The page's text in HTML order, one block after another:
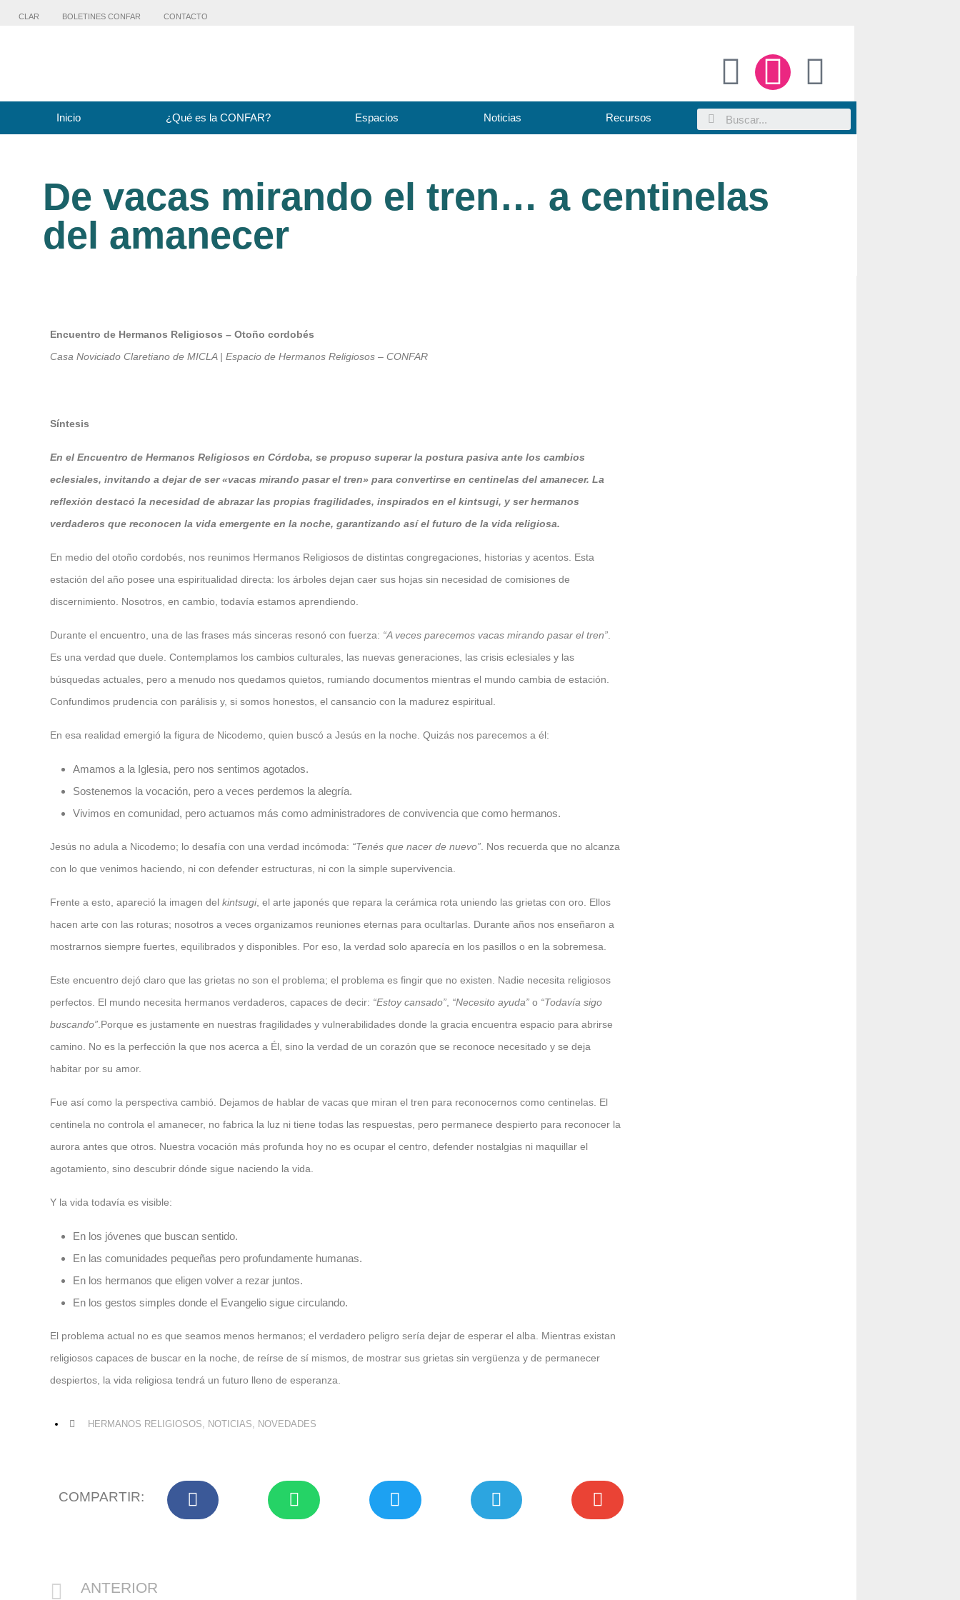
CLAR BOLETINES CONFAR CONTACTO
Inicio ¿Qué es la CONFAR? Espacios Noticias Recursos
De vacas mirando el tren… a centinelas
del amanecer
Encuentro de Hermanos Religiosos – Otoño cordobés
Casa Noviciado Claretiano de MICLA | Espacio de Hermanos Religiosos – CONFAR
Síntesis
En el Encuentro de Hermanos Religiosos en Córdoba, se propuso superar la postura pasiva ante los cambios
eclesiales, invitando a dejar de ser «vacas mirando pasar el tren» para convertirse en centinelas del amanecer. La
reflexión destacó la necesidad de abrazar las propias fragilidades, inspirados en el kintsugi, y ser hermanos
verdaderos que reconocen la vida emergente en la noche, garantizando así el futuro de la vida religiosa.
En medio del otoño cordobés, nos reunimos Hermanos Religiosos de distintas congregaciones, historias y acentos. Esta
estación del año posee una espiritualidad directa: los árboles dejan caer sus hojas sin necesidad de comisiones de
discernimiento. Nosotros, en cambio, todavía estamos aprendiendo.
Durante el encuentro, una de las frases más sinceras resonó con fuerza: “A veces parecemos vacas mirando pasar el tren”
Es una verdad que duele. Contemplamos los cambios culturales, las nuevas generaciones, las crisis eclesiales y las
búsquedas actuales, pero a menudo nos quedamos quietos, rumiando documentos mientras el mundo cambia de estación.
Confundimos prudencia con parálisis y, si somos honestos, el cansancio con la madurez espiritual.
En esa realidad emergió la figura de Nicodemo, quien buscó a Jesús en la noche. Quizás nos parecemos a él:
Amamos a la Iglesia, pero nos sentimos agotados.
Sostenemos la vocación, pero a veces perdemos la alegría.
Vivimos en comunidad, pero actuamos más como administradores de convivencia que como hermanos.
Jesús no adula a Nicodemo; lo desafía con una verdad incómoda: “Tenés que nacer de nuevo” . Nos recuerda que no alcanza
con lo que venimos haciendo, ni con defender estructuras, ni con la simple supervivencia.
Frente a esto, apareció la imagen del kintsugi, el arte japonés que repara la cerámica rota uniendo las grietas con oro. Ellos
hacen arte con las roturas; nosotros a veces organizamos reuniones eternas para ocultarlas. Durante años nos enseñaron a
mostrarnos siempre fuertes, equilibrados y disponibles. Por eso, la verdad solo aparecía en los pasillos o en la sobremesa.
Este encuentro dejó claro que las grietas no son el problema; el problema es fingir que no existen. Nadie necesita religiosos
perfectos. El mundo necesita hermanos verdaderos, capaces de decir: “Estoy cansado” “Necesito ayuda” o “Todavía sigo
buscando” .Porque es justamente en nuestras fragilidades y vulnerabilidades donde la gracia encuentra espacio para abrirse
camino. No es la perfección la que nos acerca a Él, sino la verdad de un corazón que se reconoce necesitado y se deja
habitar por su amor.
Fue así como la perspectiva cambió. Dejamos de hablar de vacas que miran el tren para reconocernos como centinelas. El
centinela no controla el amanecer, no fabrica la luz ni tiene todas las respuestas, pero permanece despierto para reconocer la
aurora antes que otros. Nuestra vocación más profunda hoy no es ocupar el centro, defender nostalgias ni maquillar el
agotamiento, sino descubrir dónde sigue naciendo la vida.
Y la vida todavía es visible:
En los jóvenes que buscan sentido.
En las comunidades pequeñas pero profundamente humanas.
En los hermanos que eligen volver a rezar juntos.
En los gestos simples donde el Evangelio sigue circulando.
El problema actual no es que seamos menos hermanos; el verdadero peligro sería dejar de esperar el alba. Mientras existan
religiosos capaces de buscar en la noche, de reírse de sí mismos, de mostrar sus grietas sin vergüenza y de permanecer
despiertos, la vida religiosa tendrá un futuro lleno de esperanza.
HERMANOS RELIGIOSOS, NOTICIAS, NOVEDADES
COMPARTIR:
ANTERIOR